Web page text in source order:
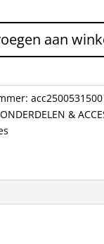
aan
acc2500531500
ONDERDELEN &